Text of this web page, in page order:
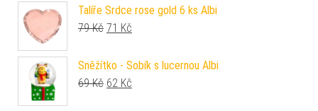
Talíře Srdce rose gold 6 ks Albi
79Kč Původní cena byla: 79 Kč.
71 Kč
Sněžítko - Sobík s lucernou Albi
69Kč Původní cena byla: 69 Kč.
62 Kč